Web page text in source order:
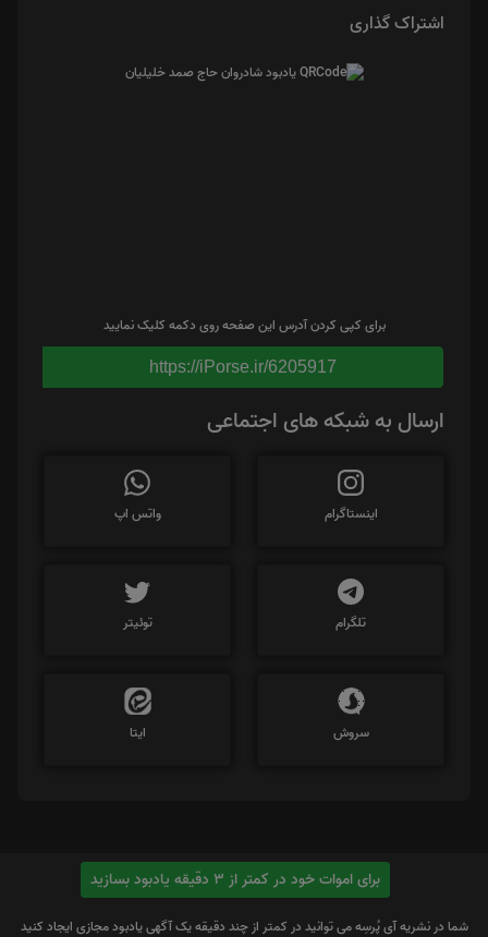
اشتراک گذاری
برای کپی کردن آدرس این صفحه روی دکمه کلیک نمایید
https://iPorse.ir/6205917
ارسال به شبکه های اجتماعی
اینستاگرام واتس اپ
تلگرام توئیتر
سروش ایتا
برای اموات خود در کمتر از 3 دقیقه یادبود بسازید
شما در نشریه آی پُرسِه می توانید در کمتر از چند دقیقه یک آگهی یادبود مجازی ایجاد کنید